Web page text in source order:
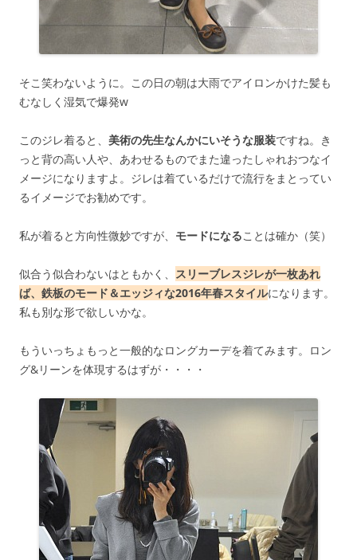
そこ笑わないように。この日の朝は大雨でアイロンかけた髪も
むなしく湿気で爆発w
このジレ着ると、 美術の先生なんかにいそうな服装ですね。き
っと背の高い人や、あわせるものでまた違ったしゃれおつなイ
メージになりますよ。ジレは着ているだけで流行をまとってい
るイメージでお勧めです。
私が着ると方向性微妙ですが、 モードになることは確か（笑）
似合う似合わないはともかく、 スリーブレスジレが一枚あれ
ば、鉄板のモード＆エッジィな2016年春スタイルになります。
私も別な形で欲しいかな。
もういっちょもっと一般的なロングカーデを着てみます。ロン
グ&リーンを体現するはずが・・・・